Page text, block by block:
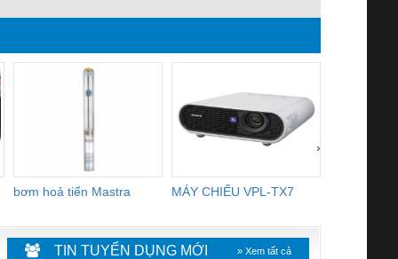
WEIDMULLER-
MICO PRO
CIRCUIT
CHANNELS
bơm hoả tiển Mastra MÁY CHIẾU VPL-TX7
›
TIN TUYỂN DỤNG MỚI » Xem tất cả